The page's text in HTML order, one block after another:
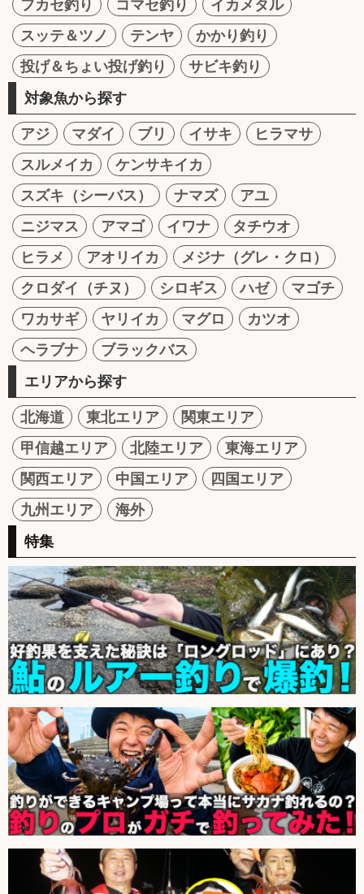
フカセ釣り コマセ釣り
イカメタル
スッテ＆ツノ
テンヤ
かかり釣り
投げ＆ちょい投げ釣り
サビキ釣り
対象魚から探す
アジ マダイ ブリ イサキ
ヒラマサ
スルメイカ
ケンサキイカ
スズキ（シーバス）
ナマズ
アユ
ニジマス
アマゴ イワナ
タチウオ
ヒラメ
アオリイカ
メジナ（グレ・クロ）
クロダイ（チヌ）
シロギス ハゼ
マゴチ
ワカサギ
ヤリイカ マグロ
カツオ
ヘラブナ
ブラックバス
エリアから探す
北海道 東北エリア
関東エリア
甲信越エリア
北陸エリア
東海エリア
関西エリア
中国エリア
四国エリア
九州エリア
海外
特集